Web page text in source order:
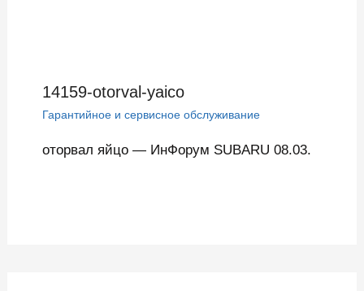
14159-otorval-yaico
Гарантийное и сервисное обслуживание
оторвал яйцо — ИнФорум SUBARU 08.03.